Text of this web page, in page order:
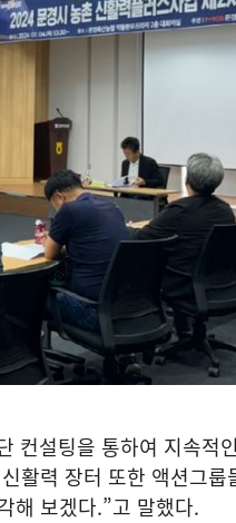
컨설팅을 통하여 지속적
활력 장터 또한 액션그룹
해 보겠다.”고 말했다.